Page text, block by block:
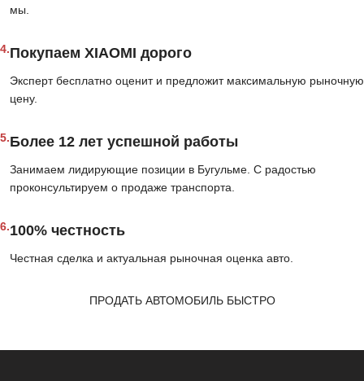
мы.
4.Покупаем XIAOMI дорого
Эксперт бесплатно оценит и предложит максимальную рыночную
цену.
5.Более 12 лет успешной работы
Занимаем лидирующие позиции в Бугульме. С радостью
проконсультируем о продаже транспорта.
6.100% честность
Честная сделка и актуальная рыночная оценка авто.
ПРОДАТЬ АВТОМОБИЛЬ БЫСТРО